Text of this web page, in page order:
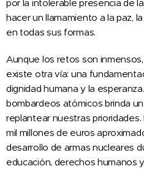
por la intolerable presencia de
hacer un llamamiento a la paz,
en todas sus formas.
Aunque los retos son
existe otra vía: una
dignidad humana y la
bombardeos atómicos brinda
replantear nuestras prioridades.
mil millones de euros
desarrollo de armas nucleares
educación, derechos humanos